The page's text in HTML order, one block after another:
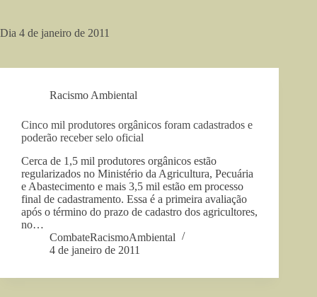
Dia 4 de janeiro de 2011
Racismo Ambiental
Cinco mil produtores orgânicos foram cadastrados e
poderão receber selo oficial
Cerca de 1,5 mil produtores orgânicos estão
regularizados no Ministério da Agricultura, Pecuária
e Abastecimento e mais 3,5 mil estão em processo
final de cadastramento. Essa é a primeira avaliação
após o término do prazo de cadastro dos agricultores,
no…
CombateRacismoAmbiental
4 de janeiro de 2011